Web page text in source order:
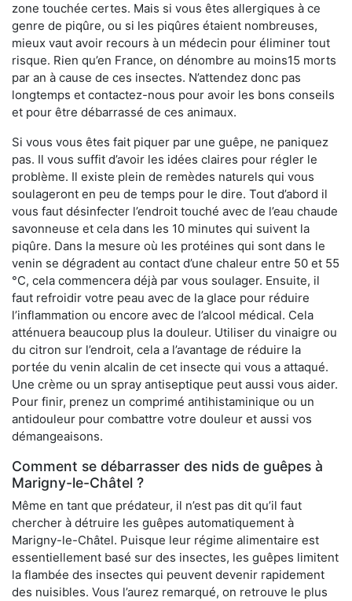
zone touchée certes. Mais si vous êtes allergiques à ce
genre de piqûre, ou si les piqûres étaient nombreuses,
mieux vaut avoir recours à un médecin pour éliminer tout
risque. Rien qu’en France, on dénombre au moins15 morts
par an à cause de ces insectes. N’attendez donc pas
longtemps et contactez-nous pour avoir les bons conseils
et pour être débarrassé de ces animaux.
Si vous vous êtes fait piquer par une guêpe, ne paniquez
pas. Il vous suffit d’avoir les idées claires pour régler le
problème. Il existe plein de remèdes naturels qui vous
soulageront en peu de temps pour le dire. Tout d’abord il
vous faut désinfecter l’endroit touché avec de l’eau chaude
savonneuse et cela dans les 10 minutes qui suivent la
piqûre. Dans la mesure où les protéines qui sont dans le
venin se dégradent au contact d’une chaleur entre 50 et 55
°C, cela commencera déjà par vous soulager. Ensuite, il
faut refroidir votre peau avec de la glace pour réduire
l’inflammation ou encore avec de l’alcool médical. Cela
atténuera beaucoup plus la douleur. Utiliser du vinaigre ou
du citron sur l’endroit, cela a l’avantage de réduire la
portée du venin alcalin de cet insecte qui vous a attaqué.
Une crème ou un spray antiseptique peut aussi vous aider.
Pour finir, prenez un comprimé antihistaminique ou un
antidouleur pour combattre votre douleur et aussi vos
démangeaisons.
Comment se débarrasser des nids de guêpes à
Marigny-le-Châtel ?
Même en tant que prédateur, il n’est pas dit qu’il faut
chercher à détruire les guêpes automatiquement à
Marigny-le-Châtel. Puisque leur régime alimentaire est
essentiellement basé sur des insectes, les guêpes limitent
la flambée des insectes qui peuvent devenir rapidement
des nuisibles. Vous l’aurez remarqué, on retrouve le plus